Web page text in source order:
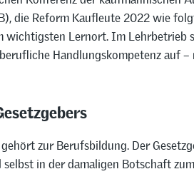
die Reform Kaufleute 2022 wie
wichtigsten Lernort. Im Lehrbetrieb
Handlungskompetenz auf
zur Berufsbildung. Der
in der damaligen Botschaft